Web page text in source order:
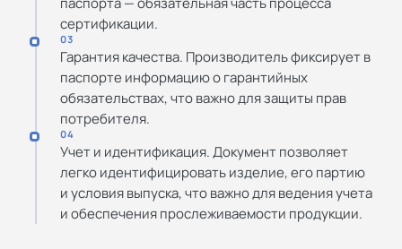
сертификации.
03
Гарантия качества. Производитель фиксирует в
паспорте информацию о гарантийных
обязательствах, что важно для защиты прав
потребителя.
04
Учет и идентификация. Документ позволяет
легко идентифицировать изделие, его партию
и условия выпуска, что важно для ведения учета
и обеспечения прослеживаемости продукции.